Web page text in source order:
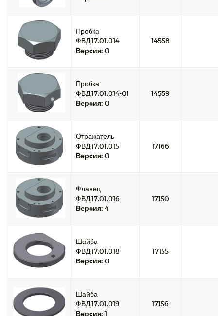
Пробка
ФВД.17.01.014
Версия: 0
14558
Пробка
ФВД.17.01.014-01
Версия: 0
14559
Отражатель
ФВД.17.01.015
Версия: 0
17166
Фланец
ФВД.17.01.016
Версия: 4
17150
Шайба
ФВД.17.01.018
Версия: 0
17155
Шайба
ФВД.17.01.019
Версия: 1
17156